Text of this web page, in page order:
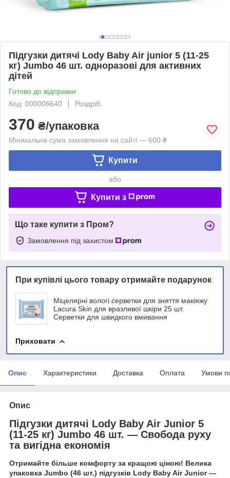
Підгузки дитячі Lody Baby Air junior 5 (11-25
кг) Jumbo 46 шт. одноразові для активних
дітей
Готово до відправки
Код: 000006640
Роздріб
370 ₴/упаковка
Мінімальна сума замовлення на сайті — 600 ₴
Купити
або
Купити з
Що таке купити з Пром?
Замовлення під захистом
При купівлі цього товару отримайте подарунок
Міцелярні вологі серветки для зняття макіяжу
Lacura Skin для вразливої шкіри 25 шт.
Серветки для швидкого вмивання
Приховати
Опис Характеристики Доставка Оплата Умови
Опис
Підгузки дитячі Lody Baby Air Junior 5
(11-25 кг) Jumbo 46 шт. — Свобода руху
та вигідна економія
Отримайте більше комфорту за кращою ціною! Велика
упаковка Jumbo (46 шт.) підгузків Lody Baby Air Junior —